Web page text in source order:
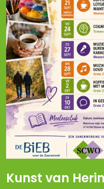
Kunst van